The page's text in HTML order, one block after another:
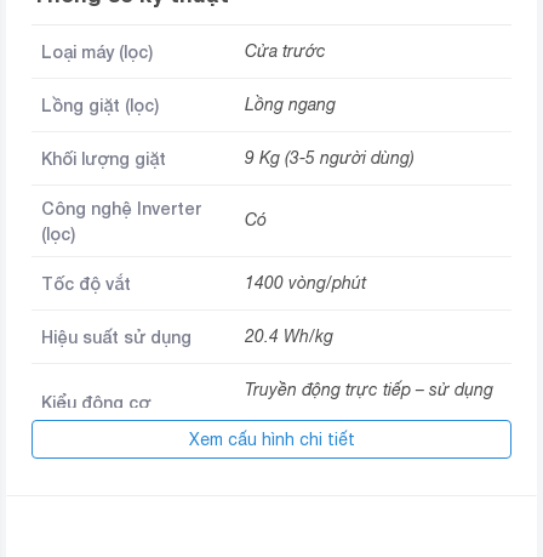
Loại máy (lọc) Cửa trước
Lồng giặt (lọc) Lồng ngang
Khối lượng giặt 9 Kg (3-5 người dùng)
Công nghệ Inverter
(lọc)
Có
Tốc độ vắt 1400 vòng/phút
Hiệu suất sử dụng 20.4 Wh/kg
Kiểu động cơ
Truyền động trực tiếp – sử dụng
Xem cấu hình chi tiết